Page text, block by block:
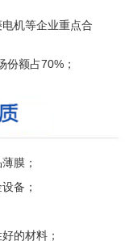
机等企业重点合
份额占70%；
膜；
备；
的材料；